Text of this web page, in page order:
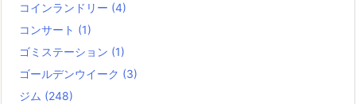
コインランドリー (4)
コンサート (1)
ゴミステーション (1)
ゴールデンウイーク (3)
ジム (248)